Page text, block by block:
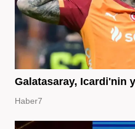
Galatasaray, Icardi'nin
Haber7